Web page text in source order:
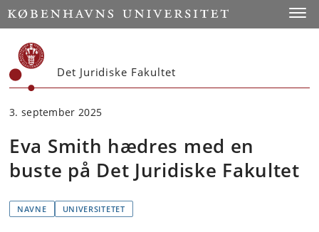
Start
Det Juridiske Fakultet
3. september 2025
Eva Smith hædres med en
buste på Det Juridiske Fakultet
NAVNE UNIVERSITETET